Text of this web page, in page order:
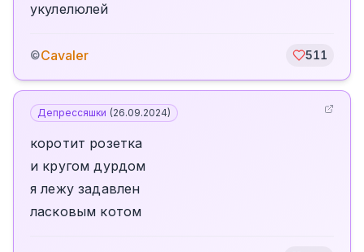
укулелюлей
©Cavaler 511
Депрессяшки (26.09.2024)
коротит розетка
и кругом дурдом
я лежу задавлен
ласковым котом